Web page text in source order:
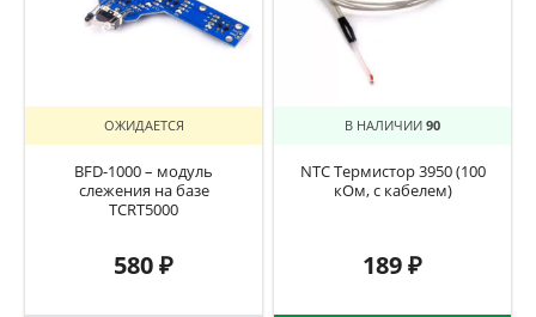
ОЖИДАЕТСЯ
BFD-1000 – модуль
слежения на базе
TCRT5000
580₽
В НАЛИЧИИ 90
NTC Термистор 3950 (100
кОм, с кабелем)
189₽